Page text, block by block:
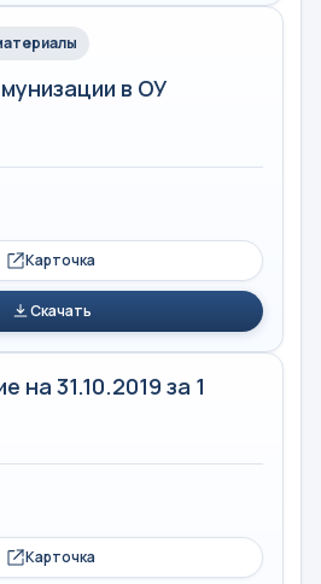
в ОУ
Карточка
Скачать
на 31.10.2019 за 1
Карточка